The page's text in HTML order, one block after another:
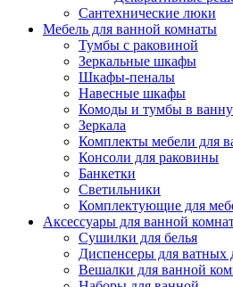
Сантехнические люки
Мебель для ванной комнаты
Тумбы с раковиной
Зеркальные шкафы
Шкафы-пеналы
Навесные шкафы
Комоды и тумбы в
Зеркала
Комплекты мебели для
Консоли для раковины
Банкетки
Светильники
Комплектующие для
Аксессуары для ванной
Сушилки для белья
Диспенсеры для ватных
Вешалки для ванной